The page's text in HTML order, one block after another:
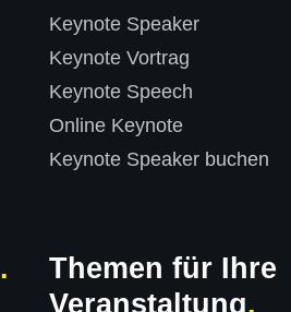
Keynote Speaker
Keynote Vortrag
Keynote Speech
Online Keynote
Keynote Speaker buchen
Themen für Ihre
Veranstaltung